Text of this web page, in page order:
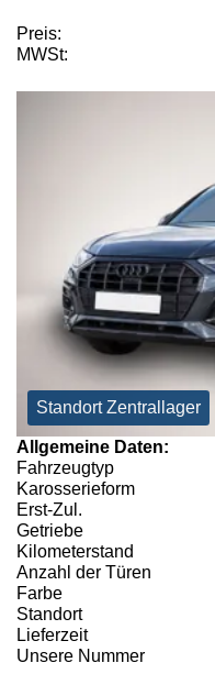
Preis:
MWSt:
Standort Zentrallager
Allgemeine Daten:
Fahrzeugtyp
Karosserieform
Erst-Zul.
Getriebe
Kilometerstand
Anzahl der Türen
Farbe
Standort
Lieferzeit
Unsere Nummer